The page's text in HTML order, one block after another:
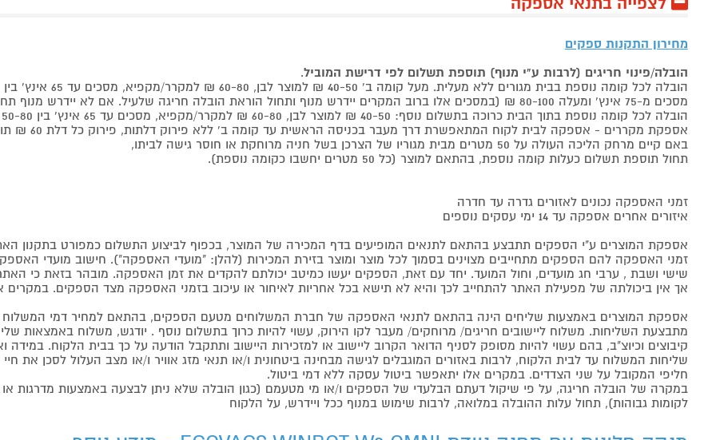
מחירון התקנות ספקים
הובלה/פינוי חריגים (לרבות ע"י מנוף) תוספת תשלום לפי דרישת המוביל.
הובלה לכל קומה נוספת בבית מגורים ללא מעלית. מעל קומה ב' 40-50 ₪ למוצר לבן, 60-80 ₪ למקרר/מקפיא, מסכים עד 65 אינץ' בין 50-80 ₪
מסכים מ-75 אינץ' ומעלה 80-100 ₪ (במסכים אלו ברוב המקרים יידרש מנוף ותחול הוראת הובלה חריגה שלעיל. אם לא יידרש מנוף תחול תוספת הקומות כבר מהקומה הראשונה)
הובלה לכל קומה נוספת בתוך הבית כרוכה בתשלום נוסף: 40-50 ₪ למוצר לבן, 60-80 ₪ למקרר/מקפיא, מסכים עד 65 אינץ' בין 50-80 ₪, מסכים מ-75 אינץ' ומעלה 80-100 ₪.
אספקת מקררים - אספקה לבית לקוח המתאפשרת דרך מעבר בכניסה הראשית עד קומה ב' ללא פירוק דלתות, פירוק כל דלת 60 ₪ תוספת למוביל בבית.
באם קיים מרחק הליכה העולה על 50 מטרים מבית מגוריו של הצרכן בשל חניה מרוחקת או חוסר גישה לביתו,
תחול תוספת תשלום כעלות קומה נוספת, בהתאם למוצר (כל 50 מטרים יחשבו כקומה נוספת).
זמני האספקה נכונים לאזורים גדרה עד חדרה
איזורים אחרים אספקה עד 14 ימי עסקים נוספים
אספקת המוצרים ע"י הספקים תתבצע בהתאם לתנאים המופיעים בדף המכירה של המוצר, בכפוף לביצוע התשלום כמפורט בתקנון
זמני האספקה להם הספקים מתחייבים מצוינים בסמוך לכל מוצר ומוצר בזירת המכירות (להלן: "מועדי האספקה"). חישוב מועדי
שישי ושבת , ערבי חג מועדים, וחול המועד. יחד עם זאת, הספקים יעשו כמיטב יכולתם להקדים את זמן האספקה. מובהר בזאת כי
אך אין ביכולתה של מפעילת האתר להתחייב לכך והיא לא תישא בכל אחריות לאיחור או עיכוב בזמני האספקה מצד הספקים. במקרים
אספקת המוצרים באמצעות שליחים הינה בהתאם לתנאי האספקה של חברת המשלוחים מטעם הספקים, בהתאם למחיר דמי המשלוח
מתבצעת השליחות. משלוח ליישובים חריגים/ מרוחקים/ מעבר לקו הירוק, עשוי להיות כרוך בתשלום נוסף . יודגש, משלוח באמצאות
קיבוצים וכיוצ"ב, בהם עשוי להיות מסופק לסניף הדואר הקרוב ליישוב או למזכירות היישוב ותתקבל הודעה על כך בבית הלקוח.
שליחות המשלוח עד לבית הלקוח, לרבות באזורים המוגבלים לגישה מבחינה ביטחונית ו/או תנאי מזג אוויר ו/או מצב העלול לסכן את
חליפי המקובל על שני הצדדים. במקרים אלו יתאפשר ביטול עסקה ללא דמי ביטול.
במקרה של הובלה חריגה, על פי שיקול דעתם הבלעדי של הספקים ו/או מי מטעמם (כגון הובלה שלא ניתן לבצעה באמצעות מדרגות
לקומות גבוהות), תחול עלות ההובלה במלואה, לרבות שימוש במנוף ככל ויידרש, על הלקוח